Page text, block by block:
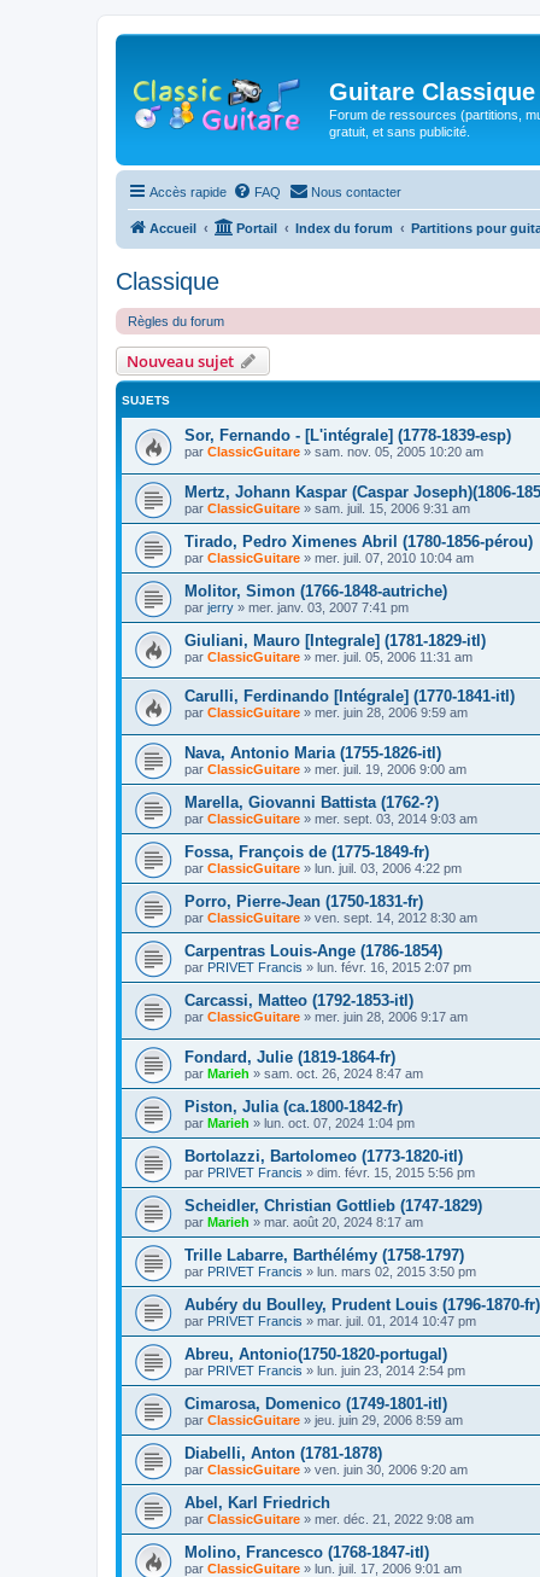
Guitare Classique
Forum de ressources (partitions,
gratuit, et sans publicité.
Accès rapide FAQ Nous contacter
Accueil Portail Index du forum Partitions pour
Classique
Règles du forum
Nouveau sujet
SUJETS
Sor, Fernando - [L'intégrale] (1778-1839-esp)
par ClassicGuitare » sam. nov. 05, 2005 10:20 am
Mertz, Johann Kaspar (Caspar Joseph)(1806-
par ClassicGuitare » sam. juil. 15, 2006 9:31 am
Tirado, Pedro Ximenes Abril (1780-1856-pérou)
par ClassicGuitare » mer. juil. 07, 2010 10:04 am
Molitor, Simon (1766-1848-autriche)
par jerry » mer. janv. 03, 2007 7:41 pm
Giuliani, Mauro [Integrale] (1781-1829-itl)
par ClassicGuitare » mer. juil. 05, 2006 11:31 am
Carulli, Ferdinando [Intégrale] (1770-1841-itl)
par ClassicGuitare » mer. juin 28, 2006 9:59 am
Nava, Antonio Maria (1755-1826-itl)
par ClassicGuitare » mer. juil. 19, 2006 9:00 am
Marella, Giovanni Battista (1762-?)
par ClassicGuitare » mer. sept. 03, 2014 9:03 am
Fossa, François de (1775-1849-fr)
par ClassicGuitare » lun. juil. 03, 2006 4:22 pm
Porro, Pierre-Jean (1750-1831-fr)
par ClassicGuitare » ven. sept. 14, 2012 8:30 am
Carpentras Louis-Ange (1786-1854)
par PRIVET Francis » lun. févr. 16, 2015 2:07 pm
Carcassi, Matteo (1792-1853-itl)
par ClassicGuitare » mer. juin 28, 2006 9:17 am
Fondard, Julie (1819-1864-fr)
par Marieh » sam. oct. 26, 2024 8:47 am
Piston, Julia (ca.1800-1842-fr)
par Marieh » lun. oct. 07, 2024 1:04 pm
Bortolazzi, Bartolomeo (1773-1820-itl)
par PRIVET Francis » dim. févr. 15, 2015 5:56 pm
Scheidler, Christian Gottlieb (1747-1829)
par Marieh » mar. août 20, 2024 8:17 am
Trille Labarre, Barthélémy (1758-1797)
par PRIVET Francis » lun. mars 02, 2015 3:50 pm
Aubéry du Boulley, Prudent Louis (1796-1870-fr)
par PRIVET Francis » mar. juil. 01, 2014 10:47 pm
Abreu, Antonio(1750-1820-portugal)
par PRIVET Francis » lun. juin 23, 2014 2:54 pm
Cimarosa, Domenico (1749-1801-itl)
par ClassicGuitare » jeu. juin 29, 2006 8:59 am
Diabelli, Anton (1781-1878)
par ClassicGuitare » ven. juin 30, 2006 9:20 am
Abel, Karl Friedrich
par ClassicGuitare » mer. déc. 21, 2022 9:08 am
Molino, Francesco (1768-1847-itl)
par ClassicGuitare » lun. juil. 17, 2006 9:01 am